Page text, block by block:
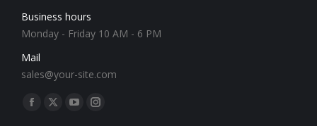
Business hours
Monday - Friday 10 AM - 6 PM
Mail
sales@your-site.com
Znajdź nas na: